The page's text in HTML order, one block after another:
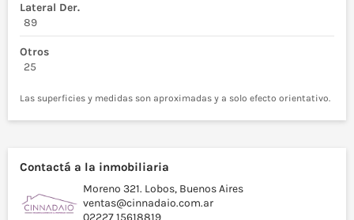
Lateral Der.
89
Otros
25
Las superficies y medidas son aproximadas y a solo efecto orientativo.
Contactá a la inmobiliaria
Moreno 321. Lobos, Buenos Aires
ventas@cinnadaio.com.ar
02227 15618819